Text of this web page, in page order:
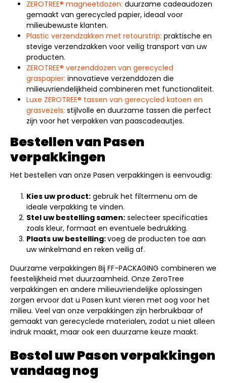
ZEROTREE® magneetdozen: duurzame cadeaudozen
gemaakt van gerecycled papier, ideaal voor
milieubewuste klanten.
Plastic verzendzakken met retourstrip: praktische en
stevige verzendzakken voor veilig transport van uw
producten.
ZEROTREE® verzenddozen van gerecycled
graspapier: innovatieve verzenddozen die
milieuvriendelijkheid combineren met functionaliteit.
Luxe ZEROTREE® tassen van gerecycled katoen en
grasvezels: stijlvolle en duurzame tassen die perfect
zijn voor het verpakken van paascadeautjes.
Bestellen van Pasen
verpakkingen
Het bestellen van onze Pasen verpakkingen is eenvoudig:
Kies uw product: gebruik het filtermenu om de
ideale verpakking te vinden.
Stel uw bestelling samen: selecteer specificaties
zoals kleur, formaat en eventuele bedrukking.
Plaats uw bestelling:voeg de producten toe aan
uw winkelmand en reken veilig af.
Duurzame verpakkingen Bij FF-PACKAGING combineren we
feestelijkheid met duurzaamheid. Onze ZeroTree
verpakkingen en andere milieuvriendelijke oplossingen
zorgen ervoor dat u Pasen kunt vieren met oog voor het
milieu. Veel van onze verpakkingen zijn herbruikbaar of
gemaakt van gerecyclede materialen, zodat u niet alleen
indruk maakt, maar ook een duurzame keuze maakt.
Bestel uw Pasen verpakkingen
vandaag nog